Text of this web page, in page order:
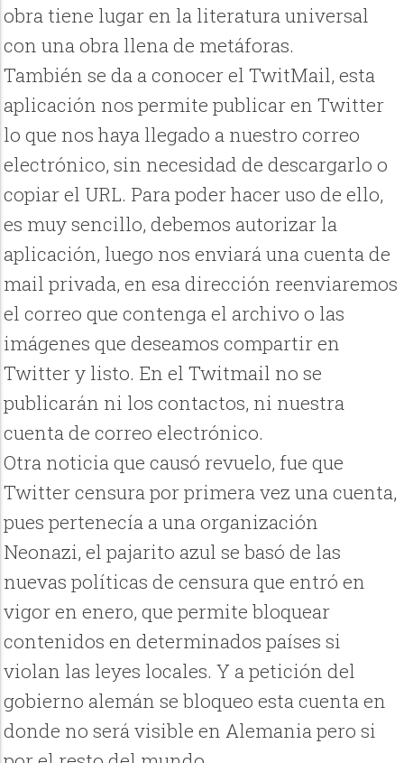
obra tiene lugar en la literatura universal
con una obra llena de metáforas.
También se da a conocer el TwitMail, esta
aplicación nos permite publicar en Twitter
lo que nos haya llegado a nuestro correo
electrónico, sin necesidad de descargarlo o
copiar el URL. Para poder hacer uso de ello,
es muy sencillo, debemos autorizar la
aplicación, luego nos enviará una cuenta de
mail privada, en esa dirección reenviaremos
el correo que contenga el archivo o las
imágenes que deseamos compartir en
Twitter y listo. En el Twitmail no se
publicarán ni los contactos, ni nuestra
cuenta de correo electrónico.
Otra noticia que causó revuelo, fue que
Twitter censura por primera vez una cuenta,
pues pertenecía a una organización
Neonazi, el pajarito azul se basó de las
nuevas políticas de censura que entró en
vigor en enero, que permite bloquear
contenidos en determinados países si
violan las leyes locales. Y a petición del
gobierno alemán se bloqueo esta cuenta en
donde no será visible en Alemania pero si